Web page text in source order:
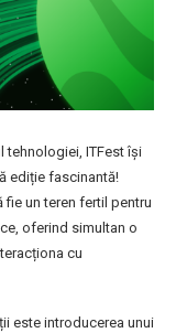
tehnologiei, ITFest își
ediție fascinantă!
fie un teren fertil pentru
oferind simultan o
cu
este introducerea unui